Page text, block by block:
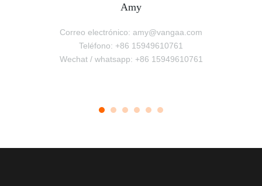
Amy
Correo electrónico: amy@vangaa.com
Teléfono: +86 15949610761
Wechat / whatsapp: +86 15949610761